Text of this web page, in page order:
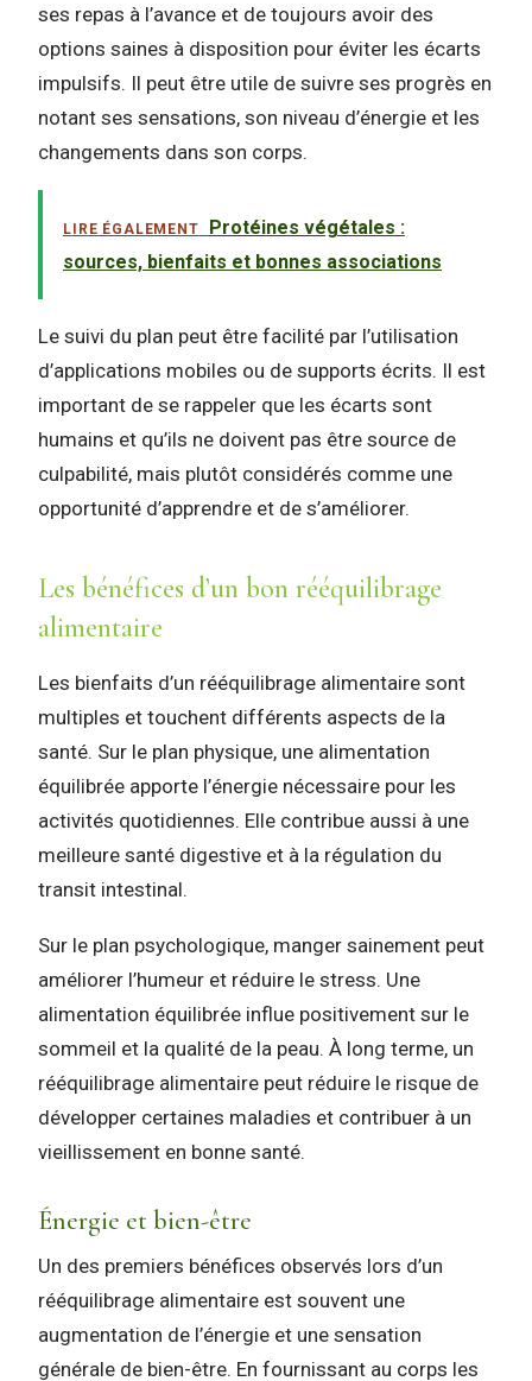
ses repas à l’avance et de toujours avoir des
options saines à disposition pour éviter les écarts
impulsifs. Il peut être utile de suivre ses progrès en
notant ses sensations, son niveau d’énergie et les
changements dans son corps.
LIRE ÉGALEMENT
Protéines végétales :
sources, bienfaits et bonnes associations
Le suivi du plan peut être facilité par l’utilisation
d’applications mobiles ou de supports écrits. Il est
important de se rappeler que les écarts sont
humains et qu’ils ne doivent pas être source de
culpabilité, mais plutôt considérés comme une
opportunité d’apprendre et de s’améliorer.
Les bénéfices d’un bon rééquilibrage
alimentaire
Les bienfaits d’un rééquilibrage alimentaire sont
multiples et touchent différents aspects de la
santé. Sur le plan physique, une alimentation
équilibrée apporte l’énergie nécessaire pour les
activités quotidiennes. Elle contribue aussi à une
meilleure santé digestive et à la régulation du
transit intestinal.
Sur le plan psychologique, manger sainement peut
améliorer l’humeur et réduire le stress. Une
alimentation équilibrée influe positivement sur le
sommeil et la qualité de la peau. À long terme, un
rééquilibrage alimentaire peut réduire le risque de
développer certaines maladies et contribuer à un
vieillissement en bonne santé.
Énergie et bien-être
Un des premiers bénéfices observés lors d’un
rééquilibrage alimentaire est souvent une
augmentation de l’énergie et une sensation
générale de bien-être. En fournissant au corps les